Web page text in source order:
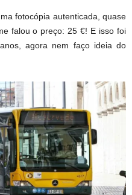
fotocópia autenticada, quase
falou o preço: 25 €! E isso foi
agora nem faço ideia do